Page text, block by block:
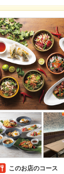
このお店のコース